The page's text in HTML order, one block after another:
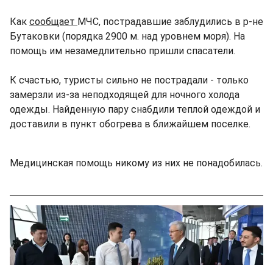
Как сообщает МЧС, пострадавшие заблудились в р-не
Бутаковки (порядка 2900 м. над уровнем моря). На
помощь им незамедлительно пришли спасатели.
К счастью, туристы сильно не пострадали - только
замерзли из-за неподходящей для ночного холода
одежды. Найденную пару снабдили теплой одеждой и
доставили в пункт обогрева в ближайшем поселке.
Медицинская помощь никому из них не понадобилась.